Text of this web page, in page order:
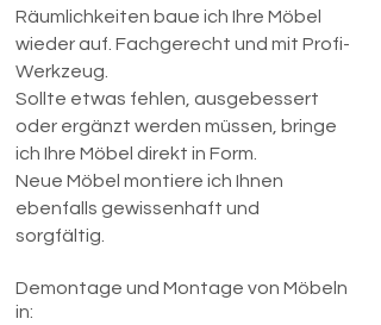
Räumlichkeiten baue ich Ihre Möbel
wieder auf. Fachgerecht und mit Profi-
Werkzeug.
Sollte etwas fehlen, ausgebessert
oder ergänzt werden müssen, bringe
ich Ihre Möbel direkt in Form.
Neue Möbel montiere ich Ihnen
ebenfalls gewissenhaft und
sorgfältig.
Demontage und Montage von Möbeln
in: